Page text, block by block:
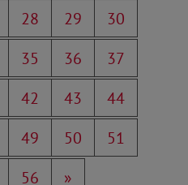
28 29
30
35 36
37
42 43
44
49 50
51
56 »